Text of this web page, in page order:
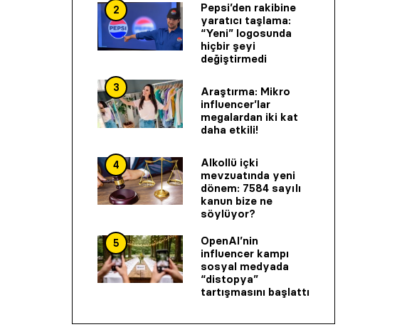
2
Pepsi’den rakibine
yaratıcı taşlama:
“Yeni” logosunda
hiçbir şeyi
değiştirmedi
3
Araştırma: Mikro
influencer’lar
megalardan iki kat
daha etkili!
4
Alkollü içki
mevzuatında yeni
dönem: 7584 sayılı
kanun bize ne
söylüyor?
5
OpenAI’nin
influencer kampı
sosyal medyada
“distopya”
tartışmasını başlattı